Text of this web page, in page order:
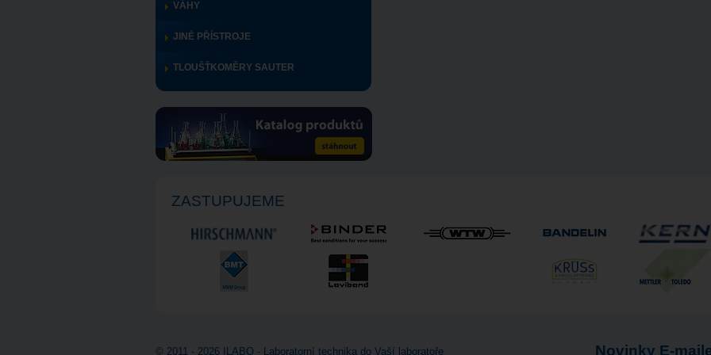
VÁHY
JINÉ PŘÍSTROJE
TLOUŠŤKOMĚRY SAUTER
ZASTUPUJEME
© 2011 - 2026 ILABO - Laboratorní technika do Vaší laboratoře Novinky E-